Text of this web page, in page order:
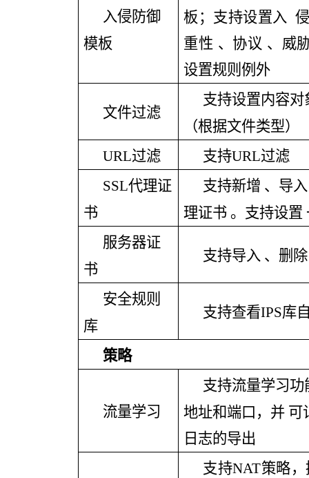
入侵防御
模板
板；支持设置入
重性 、协议 、威
设置规则例外
文件过滤
支持设置内容
（根据文件类型）
URL过滤
支持URL过滤
SSL代理证
书
支持新增 、导入
理证书 。支持设置
服务器证
书
支持导入 、删除
安全规则
库
支持查看IPS库
策略
流量学习
支持流量学习
地址和端口，并 可
日志的导出
支持NAT策略